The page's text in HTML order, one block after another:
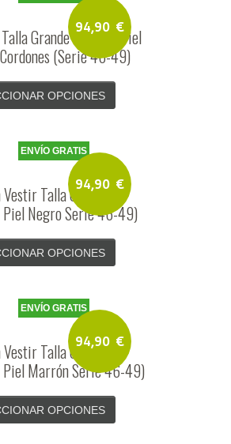
94,90 €
Grande Hombre Piel
(Serie 46-49)
OPCIONES
94,90 €
ENVÍO GRATIS
Talla Grande
Negro Serie 46-49)
OPCIONES
94,90 €
ENVÍO GRATIS
Talla Grande
Piel Marrón Serie 46-49)
OPCIONES